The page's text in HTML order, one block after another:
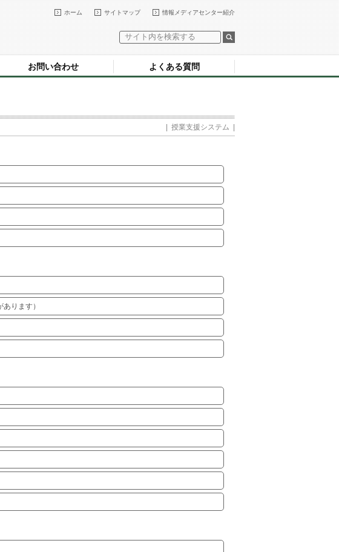
情報メディアセンター紹介
サイトマップ
ホーム
お問い合わせ よくある質問
授業支援システム
ります）